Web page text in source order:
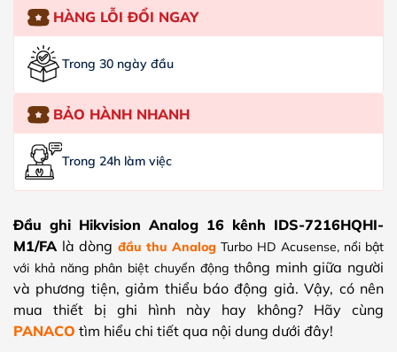
HÀNG LỖI ĐỔI NGAY
Trong 30 ngày đầu
BẢO HÀNH NHANH
Trong 24h làm việc
Đầu ghi Hikvision Analog 16 kênh IDS-7216HQHI-
M1/FA là dòng đầu thu Analog Turbo HD Acusense, nổi bật
với khả năng phân biệt chuyển động thông minh giữa người
và phương tiện, giảm thiểu báo động giả. Vậy, có nên
mua thiết bị ghi hình này hay không? Hãy cùng
PANACO tìm hiểu chi tiết qua nội dung dưới đây!